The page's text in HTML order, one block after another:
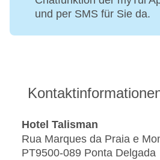
und per SMS für Sie da.
Hotel Talisman
Rua Marques da Praia e
PT9500-089 Ponta Delgada